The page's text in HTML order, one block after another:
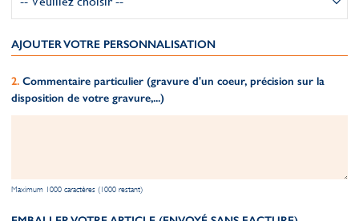
AJOUTER VOTRE PERSONNALISATION
Commentaire particulier (gravure d'un coeur, précision sur la
disposition de votre gravure,...)
Maximum 1000 caractères (1000 restant)